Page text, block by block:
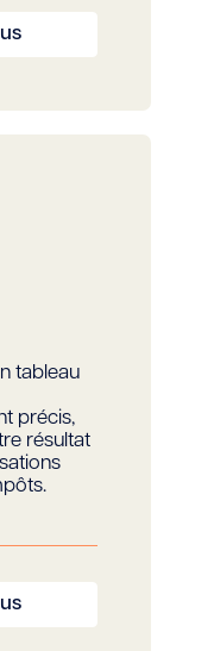
tableau
précis,
résultat